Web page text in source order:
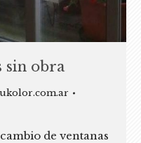
sin obra
de ventanas